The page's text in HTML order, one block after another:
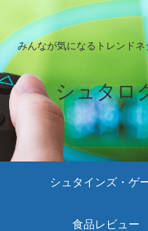
みんなが気になるトレンドネ
シュタロ
シュタインズ・ゲ
食品レビュー